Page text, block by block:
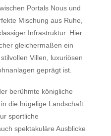
Portals Nous und
Mischung aus Ruhe,
Infrastruktur. Hier
gleichermaßen ein
Villen, luxuriösen
geprägt ist.
berühmte königliche
die hügelige Landschaft
sportliche
spektakuläre Ausblicke